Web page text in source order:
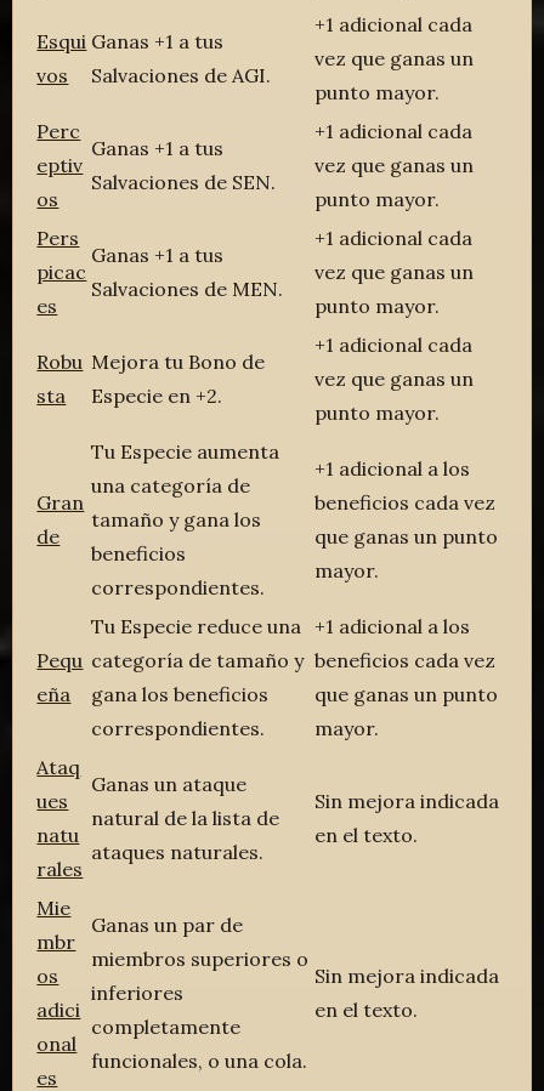
Esqui
vos
Ganas +1 a tus
Salvaciones de AGI.
+1 adicional cada
vez que ganas un
punto mayor.
Perc
eptiv
os
Ganas +1 a tus
Salvaciones de SEN.
+1 adicional cada
vez que ganas un
punto mayor.
Pers
picac
es
Ganas +1 a tus
Salvaciones de MEN.
+1 adicional cada
vez que ganas un
punto mayor.
Robu
sta
Mejora tu Bono de
Especie en +2.
+1 adicional cada
vez que ganas un
punto mayor.
Gran
de
Tu Especie aumenta
una categoría de
tamaño y gana los
beneficios
correspondientes.
+1 adicional a los
beneficios cada vez
que ganas un punto
mayor.
Pequ
eña
Tu Especie reduce una
categoría de tamaño y
gana los beneficios
correspondientes.
+1 adicional a los
beneficios cada vez
que ganas un punto
mayor.
Ataq
ues
natu
rales
Ganas un ataque
natural de la lista de
ataques naturales.
Sin mejora indicada
en el texto.
Mie
mbr
os
adici
onal
es
Ganas un par de
miembros superiores o
inferiores
completamente
funcionales, o una cola.
Sin mejora indicada
en el texto.